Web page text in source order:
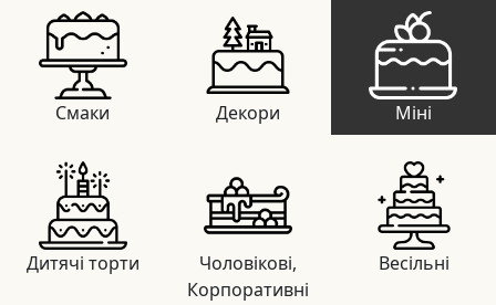
Смаки Декори Міні
Дитячі торти
Чоловікові,
Корпоративні
Весільні